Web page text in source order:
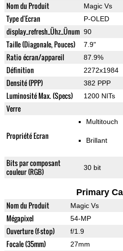
Nom du Produit Magic Vs
Type d'Ecran P-OLED
display_refresh_Ühz_Ünum 90
Taille (Diagonale, Pouces) 7.9"
Ratio écran/appareil 87.9%
Définition 2272x1984
Densité (PPP) 382 PPP
Luminosité Max. (Specs) 1200 NITs
Verre
Propriété Ecran
Multitouch
Brillant
Bits par composant
couleur (RGB)
30 bit
Primary
Nom du Produit Magic Vs
Mégapixel 54-MP
Ouverture (f-stop) f/1.9
Focale (35mm) 27mm